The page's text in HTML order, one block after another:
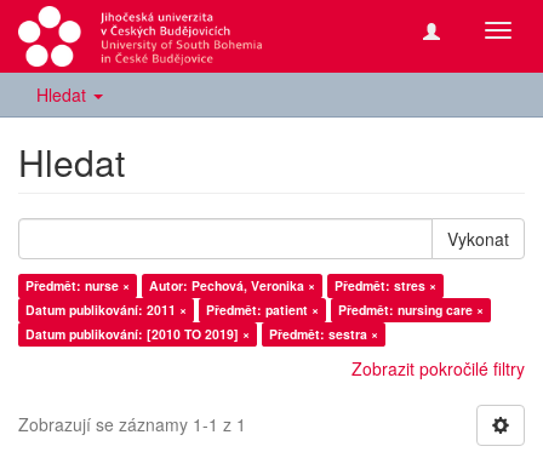
Hledat
Hledat
Vykonat
Předmět: nurse × Autor: Pechová, Veronika ×
Předmět: stres ×
Datum publikování: 2011 ×
Předmět: patient ×
Předmět: nursing care ×
Datum publikování: [2010 TO 2019] ×
Předmět: sestra ×
Zobrazit pokročilé filtry
Zobrazují se záznamy 1-1 z 1